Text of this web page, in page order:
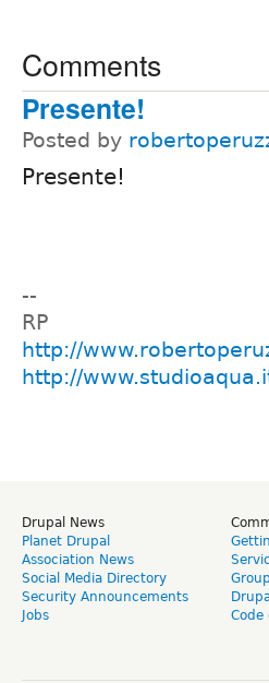
Comments
Presente!
Posted by
Presente!
--
RP
http://
http://
Drupal News
Planet Drupal
Association News
Social Media Directory
Security Announcements
Jobs
Code